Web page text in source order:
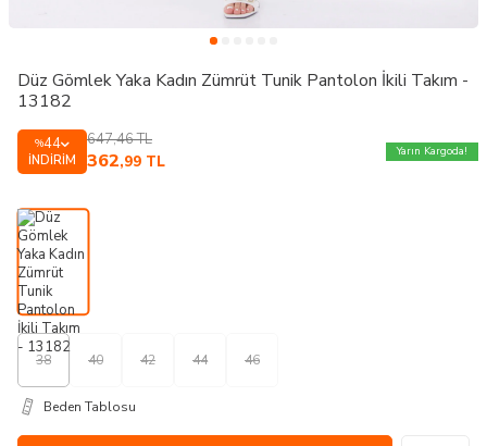
Düz Gömlek Yaka Kadın Zümrüt Tunik Pantolon İkili Takım -
13182
%44
İNDIRIM
647,46TL
362,99 TL
Yarın Kargoda!
38 40 42 44 46
Beden Tablosu